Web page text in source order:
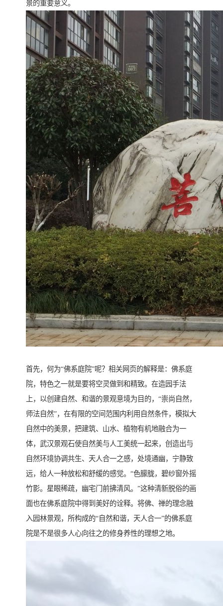
景的重要意义。
首先，何为“佛系庭院”呢？相关网页的解释是：佛系庭
院，特色之一就是要将空灵做到和精致。在造园手法
上，以创建自然、和谐的景观意境为目的，“崇尚自然，
师法自然”，在有限的空间范围内利用自然条件，模拟大
自然中的美景，把建筑、山水、植物有机地融合为一
体，武汉景观石使自然美与人工美统一起来，创造出与
自然环境协调共生、天人合一之感，处境通幽，宁静致
远，给人一种放松和舒缓的感觉。“色朦胧，碧纱窗外摇
竹影。星眼稀疏，幽宅门前拂清风。”这种清新脱俗的画
面也在佛系庭院中得到美好的诠释。将佛、禅的理念融
入园林景观，所构成的“自然和谐，天人合一”的佛系庭
院是不是很多人心向往之的修身养性的理想之地。